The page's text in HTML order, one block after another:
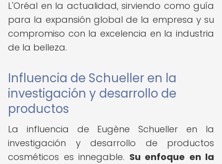
L'Oréal en la actualidad, sirviendo como guía
para la expansión global de la empresa y su
compromiso con la excelencia en la industria
de la belleza.
Influencia de Schueller en la
investigación y desarrollo de
productos
La influencia de Eugène Schueller en la
investigación y desarrollo de productos
cosméticos es innegable. Su enfoque en la